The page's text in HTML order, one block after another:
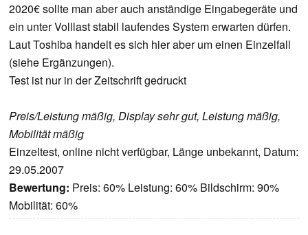
2020€ sollte man aber auch anständige Eingabegeräte und
ein unter Volllast stabil laufendes System erwarten dürfen.
Laut Toshiba handelt es sich hier aber um einen Einzelfall
(siehe Ergänzungen).
Test ist nur in der Zeitschrift gedruckt
Preis/Leistung mäßig, Display sehr gut, Leistung mäßig,
Mobilität mäßig
Einzeltest, online nicht verfügbar, Länge unbekannt, Datum:
29.05.2007
Bewertung: Preis: 60% Leistung: 60% Bildschirm: 90%
Mobilität: 60%